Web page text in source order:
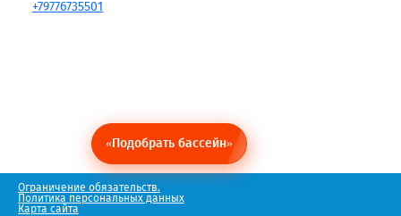
+79776735501
«Подобрать бассейн»
Ограничение обязательств.
Политика персональных данных
Карта сайта